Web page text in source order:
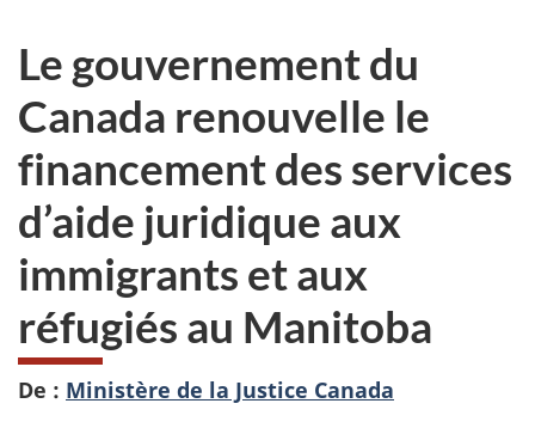
ici :
Le gouvernement du
Canada renouvelle le
financement des services
d’aide juridique aux
immigrants et aux
réfugiés au Manitoba
De : Ministère de la Justice Canada